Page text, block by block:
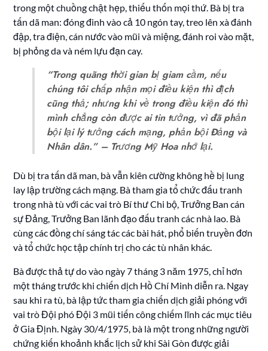
trong một chuồng chật hẹp, thiếu thốn mọi thứ. Bà bị tra
tấn dã man: đóng đinh vào cả 10 ngón tay, treo lên xà đánh
đập, tra điện, cán nước vào mũi và miệng, đánh roi vào mặt,
bị phỏng da và ném lựu đạn cay.
“Trong quãng thời gian bị giam cầm, nếu
chúng tôi chấp nhận mọi điều kiện thì địch
cũng thả; nhưng khi về trong điều kiện đó thì
mình chẳng còn được ai tin tưởng, vì đã phản
bội lại lý tưởng cách mạng, phản bội Đảng và
Nhân dân.” – Trương Mỹ Hoa nhớ lại.
Dù bị tra tấn dã man, bà vẫn kiên cường không hề bị lung
lay lập trường cách mạng. Bà tham gia tổ chức đấu tranh
trong nhà tù với các vai trò Bí thư Chi bộ, Trưởng Ban cán
sự Đảng, Trưởng Ban lãnh đạo đấu tranh các nhà lao. Bà
cùng các đồng chí sáng tác các bài hát, phổ biến truyền đơn
và tổ chức học tập chính trị cho các tù nhân khác.
Bà được thả tự do vào ngày 7 tháng 3 năm 1975, chỉ hơn
một tháng trước khi chiến dịch Hồ Chí Minh diễn ra. Ngay
sau khi ra tù, bà lập tức tham gia chiến dịch giải phóng với
vai trò Đội phó Đội 3 mũi tiến công chiếm lĩnh các mục tiêu
ở Gia Định. Ngày 30/4/1975, bà là một trong những người
chứng kiến khoảnh khắc lịch sử khi Sài Gòn được giải